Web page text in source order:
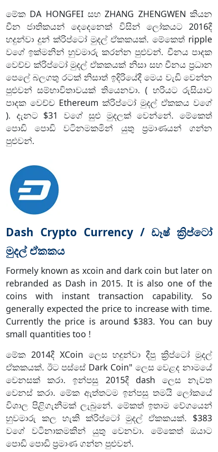
මේක DA HONGFEI සහ ZHANG ZHENGWEN කියන
චීන ජාතිකයන් දෙදෙනෙක් විසින් ලෝකයට 2016දී
හදුන්වා දුන් ක්රිප්ටෝ මුදල් ඒකකයක්. මේකෙත් ripple
වගේ ඉක්මනින් හුවමාරු කරන්න පුළුවන්. චීනය පාදක
වෙච්ච ක්රිප්ටෝ මුදල් ඒකකයක් නිසා සහ චීනය ප්‍රධාන
පෙලේ බලගතු රටක් නිසාත් ඉදිරියේදී මෙය වැඩි වෙන්න
පුළුවන් සම්භාවිතාවයක් තියෙනවා. ( හරියට රුසියාව
පාදක වෙච්ච Ethereum ක්රිප්ටෝ මුදල් ඒකකය වගේ
). දැනට $31 වගේ සුළු මුදලක් වෙන්නේ. මේකෙත්
පොඩි පොඩි වටිනමකමින් යුතු ප්‍රමාණයන් ගන්න
පුළුවන්.
Dash Crypto Currency / ඩෑෂ් ක්‍රිප්ටෝ
මුදල් ඒකකය
Formely known as xcoin and dark coin but later on
rebranded as Dash in 2015. It is also one of the
coins with instant transaction capability. So
generally expected the price to increase with time.
Currently the price is around $383. You can buy
small quantities too !
මේක 2014දී XCoin ලෙස හදුන්වා දීපු ක්‍රිප්ටෝ මුදල්
ඒකකයක්. ඊට පස්සේ Dark Coin" ලෙස වෙළද නාමයේ
වෙනසක් කරා. ඉන්පසු 2015දී dash ලෙස නැවත
වෙනස් කරා. මේක ඇත්තටම ඉන්පසු තමයි ලෝකයේ
විශාල පිළිගැනීමක් ලැබුනේ. මේකත් ඉතාම වේගයෙන්
හුවමාරු කල හැකි ක්රිප්ටෝ මුදල් ඒකකයක්. $383
වගේ වටිනාකමකින් යුතු වෙනවා. මේකෙත් ඔයාට
පොඩි පොඩි ප්‍රමාණ ගන්න පුළුවන්.